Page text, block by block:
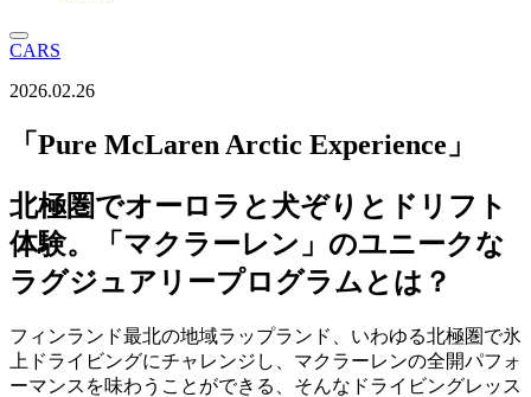
CARS
2026.02.26
「Pure McLaren Arctic Experience」
北極圏でオーロラと犬ぞりとドリフト
体験。「マクラーレン」のユニークな
ラグジュアリープログラムとは？
フィンランド最北の地域ラップランド、いわゆる北極圏で氷
上ドライビングにチャレンジし、マクラーレンの全開パフォ
ーマンスを味わうことができる、そんなドライビングレッス